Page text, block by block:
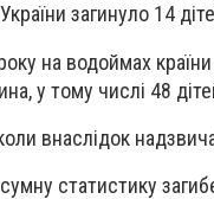
загинуло 14
на водоймах
у тому числі 48
внаслідок
статистику